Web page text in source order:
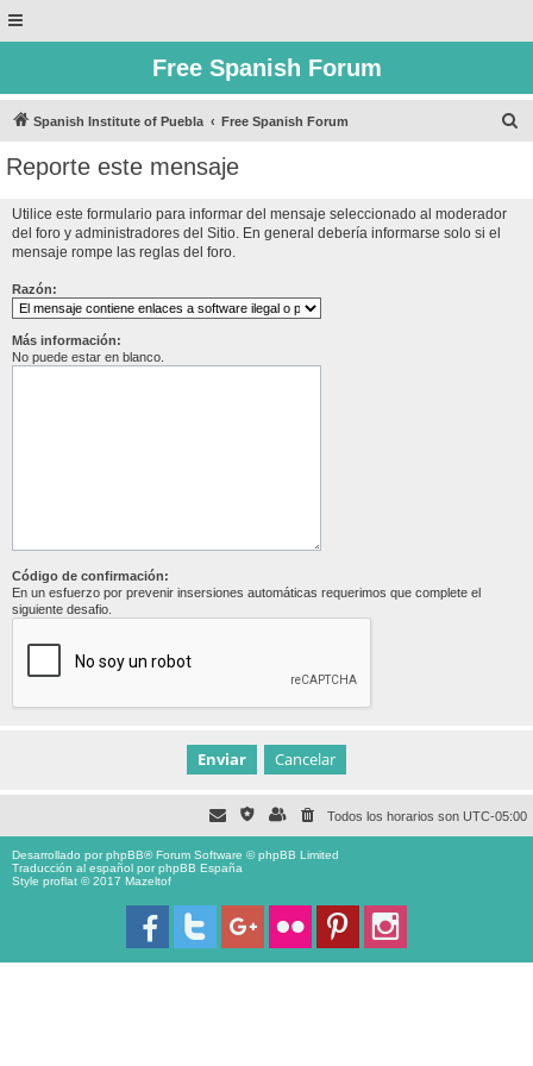
Free Spanish Forum
Spanish Institute of Puebla Free Spanish Forum
Reporte este mensaje
Utilice este formulario para informar del mensaje seleccionado al moderador
del foro y administradores del Sitio. En general debería informarse solo si el
mensaje rompe las reglas del foro.
Razón:
Más información:
No puede estar en blanco.
Código de confirmación:
En un esfuerzo por prevenir insersiones automáticas requerimos que complete el
siguiente desafio.
Todos los horarios son UTC-05:00
Desarrollado porphpBB® Forum Software © phpBB Limited
Traducción al español porphpBB España
Style proflat © 2017 Mazeltof